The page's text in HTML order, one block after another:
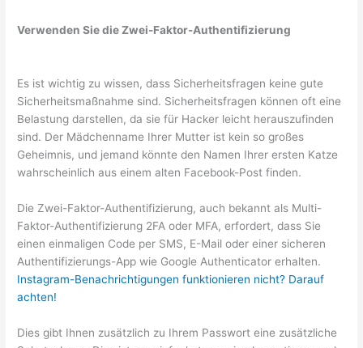
Verwenden Sie die Zwei-Faktor-Authentifizierung
Es ist wichtig zu wissen, dass Sicherheitsfragen keine gute
Sicherheitsmaßnahme sind. Sicherheitsfragen können oft eine
Belastung darstellen, da sie für Hacker leicht herauszufinden
sind. Der Mädchenname Ihrer Mutter ist kein so großes
Geheimnis, und jemand könnte den Namen Ihrer ersten Katze
wahrscheinlich aus einem alten Facebook-Post finden.
Die Zwei-Faktor-Authentifizierung, auch bekannt als Multi-
Faktor-Authentifizierung 2FA oder MFA, erfordert, dass Sie
einen einmaligen Code per SMS, E-Mail oder einer sicheren
Authentifizierungs-App wie Google Authenticator erhalten.
Instagram-Benachrichtigungen funktionieren nicht? Darauf
achten!
Dies gibt Ihnen zusätzlich zu Ihrem Passwort eine zusätzliche